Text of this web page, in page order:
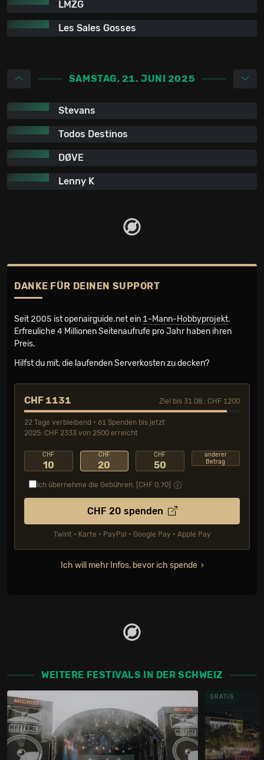
LMZG
Les Sales Gosses
SAMSTAG, 21. JUNI 2025
Stevans
Todos Destinos
DØVE
Lenny K
DANKE FÜR DEINEN SUPPORT
Seit 2005 ist openairguide.net ein 1-Mann-Hobbyprojekt.
Erfreuliche 4 Millionen Seiten­aufrufe pro Jahr haben ihren
Preis.
Hilfst du mit, die laufenden Serverkosten zu decken?
CHF 1131 Ziel bis 31.08.: CHF 1200
22 Tage verbleibend • 61 Spenden bis jetzt
2025: CHF 2333 von 2500 erreicht
CHF
10
CHF
20
CHF
50
anderer
Betrag
Ich übernehme die Gebühren. [CHF 0.70
CHF 20 spenden
Twint • Karte • PayPal • Google Pay • Apple Pay
Ich will mehr Infos, bevor ich spende
WEITERE FESTIVALS IN DER SCHWEIZ
GRATIS